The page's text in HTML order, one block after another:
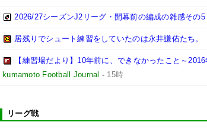
2026/27シーズンJ2リーグ・開幕前の編成の雑感その
居残りでシュート練習をしていたのは永井謙佑たち
【練習場だより】10年前に、できなかったこと～
kumamoto Football Journal - 15時
リーグ戦